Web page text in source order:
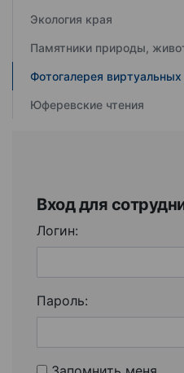
Экология края
Памятники природы,
Фотогалерея
Юферевские чтения
Вход для
Логин:
Пароль: